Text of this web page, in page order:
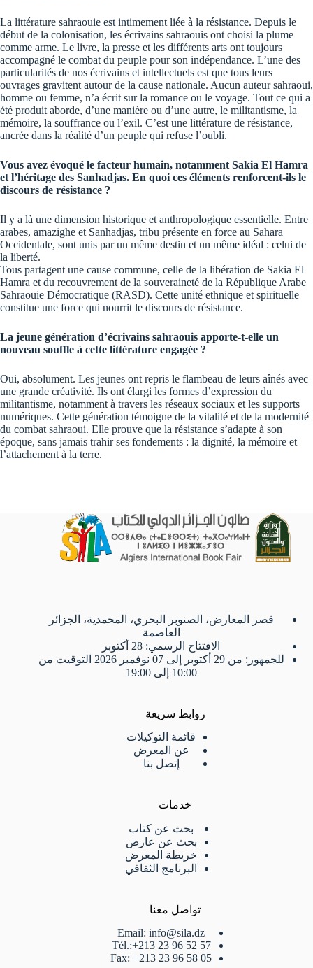
La littérature sahraouie est intimement liée à la résistance. Depuis le
début de la colonisation, les écrivains sahraouis ont choisi la plume
comme arme. Le livre, la presse et les différents arts ont toujours
accompagné le combat du peuple pour son indépendance. L’une des
particularités de nos écrivains et intellectuels est que tous leurs
ouvrages gravitent autour de la cause nationale. Aucun auteur sahraoui,
homme ou femme, n’a écrit sur la romance ou le voyage. Tout ce qui a
été produit aborde, d’une manière ou d’une autre, le militantisme, la
mémoire, la souffrance ou l’exil. C’est une littérature de résistance,
ancrée dans la réalité d’un peuple qui refuse l’oubli.
Vous avez évoqué le facteur humain, notamment Sakia El Hamra
et l’héritage des Sanhadjas. En quoi ces éléments renforcent-ils le
discours de résistance ?
Il y a là une dimension historique et anthropologique essentielle. Entre
arabes, amazighe et Sanhadjas, tribu présente en force au Sahara
Occidentale, sont unis par un même destin et un même idéal : celui de
la liberté.
Tous partagent une cause commune, celle de la libération de Sakia El
Hamra et du recouvrement de la souveraineté de la République Arabe
Sahraouie Démocratique (RASD). Cette unité ethnique et spirituelle
constitue une force qui nourrit le discours de résistance.
La jeune génération d’écrivains sahraouis apporte-t-elle un
nouveau souffle à cette littérature engagée ?
Oui, absolument. Les jeunes ont repris le flambeau de leurs aînés avec
une grande créativité. Ils ont élargi les formes d’expression du
militantisme, notamment à travers les réseaux sociaux et les supports
numériques. Cette génération témoigne de la vitalité et de la modernité
du combat sahraoui. Elle prouve que la résistance s’adapte à son
époque, sans jamais trahir ses fondements : la dignité, la mémoire et
l’attachement à la terre.
قصر المعارض، الصنوبر البحري، المحمدية، الجزائر
العاصمة
الافتتاح الرسمي: 28 أكتوبر
للجمهور: من 29 أكتوبر إلى 07 نوفمبر 2026 التوقيت من
10:00 إلى 19:00
روابط سريعة
قائمة التوكيلات
عن المعرض
إتصل بنا
خدمات
بحث عن كتاب
بحث عن عارض
خريطة المعرض
البرنامج الثقافي
تواصل معنا
Email: info@sila.dz
Tél.:+213 23 96 52 57
Fax: +213 23 96 58 05